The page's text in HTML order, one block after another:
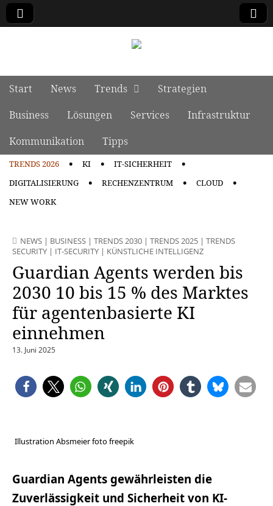
Main menu
Skip to content
Start News Trends
Strategien
Business
Lösungen Services
Infrastruktur
Kommunikation
Tipps
TRENDS 2026 KI
IT-SICHERHEIT
DIGITALISIERUNG
RECHENZENTRUM
CLOUD
NEW WORK
NEWS | BUSINESS | TRENDS 2030 | TRENDS 2025 | TRENDS
SECURITY | IT-SECURITY | KÜNSTLICHE INTELLIGENZ
Guardian Agents werden bis
2030 10 bis 15 % des Marktes
für agentenbasierte KI
einnehmen
13. Juni 2025
Illustration Absmeier foto freepik
Guardian Agents gewährleisten die
Zuverlässigkeit und Sicherheit von KI-